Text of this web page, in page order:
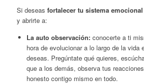
Si deseas fortalecer tu sistema emocional
y abrirte a:
La auto observación: conocerte a ti
hora de evolucionar a lo largo de la vida
deseas. Pregúntate qué quieres,
que a los demás, observa tus
honesto contigo mismo en todo.